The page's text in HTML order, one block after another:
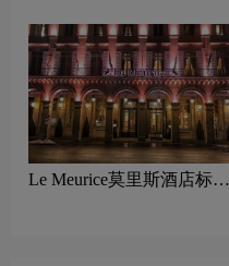
Le Meurice莫里斯酒店标志